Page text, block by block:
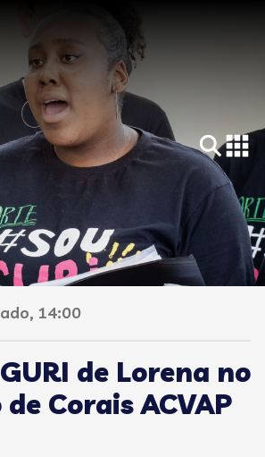
14:00
de Lorena no
Corais ACVAP